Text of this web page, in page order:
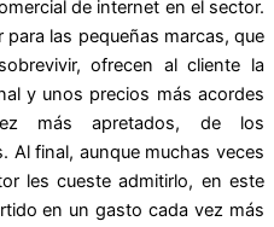
de internet en el sector.
las pequeñas marcas, que
ofrecen al cliente la
y unos precios más acordes
más apretados, de los
Al final, aunque muchas veces
les cueste admitirlo, en este
en un gasto cada vez más